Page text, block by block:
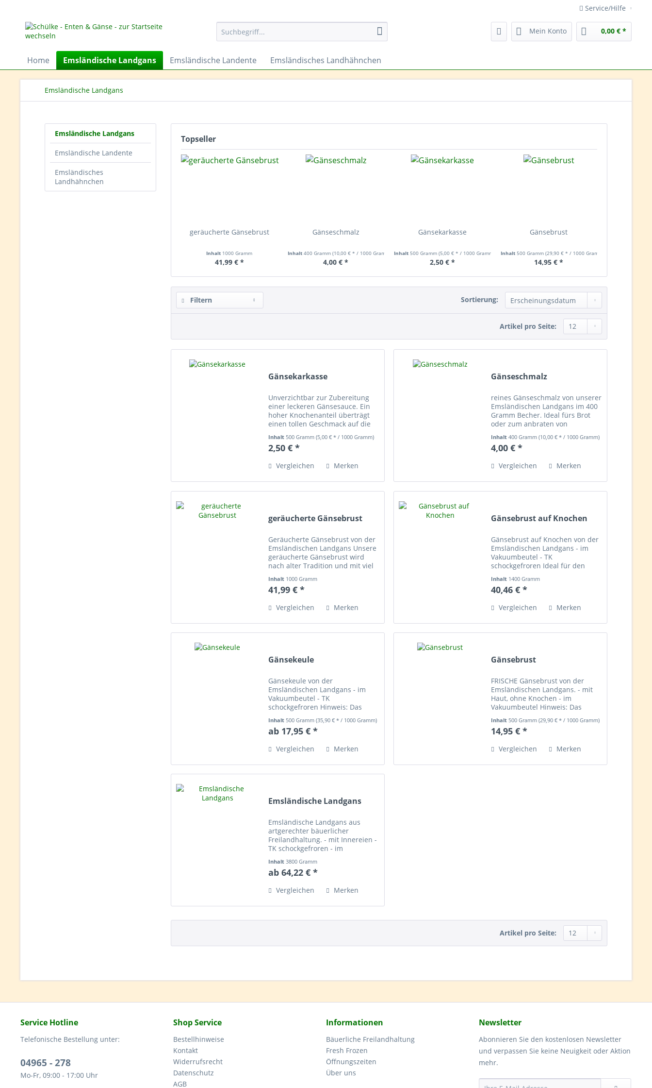
Service/Hilfe
Mein Konto 0,00 € *
Home Emsländische Landgans Emsländische Landente Emsländisches Landhähnchen
Emsländische Landgans
Emsländische Landgans
Emsländische Landente
Emsländisches
Landhähnchen
Topseller
geräucherte Gänsebrust
Inhalt 1000 Gramm
41,99 € *
Gänseschmalz
Inhalt 400 Gramm (10,00 € * / 1000 Gramm)
4,00 € *
Gänsekarkasse
Inhalt 500 Gramm (5,00 € * / 1000 Gramm)
2,50 € *
Gänsebrust
Inhalt 500 Gramm (29,90 € * / 1000 Gramm)
14,95 € *
Filtern Sortierung:
Artikel pro Seite:
Gänsekarkasse
Unverzichtbar zur Zubereitung
einer leckeren Gänsesauce. Ein
hoher Knochenanteil überträgt
einen tollen Geschmack auf die
enthalten: Flügel, Rücken, Haut &
Hals.
Inhalt500 Gramm(5,00 € * / 1000 Gramm)
2,50 € *
Vergleichen Merken
Gänseschmalz
reines Gänseschmalz von unserer
Emsländischen Landgans im 400
Gramm Becher. Ideal fürs Brot
oder zum anbraten von
Inhalt400 Gramm(10,00 € * / 1000 Gramm)
4,00 € *
Vergleichen Merken
geräucherte Gänsebrust
Geräucherte Gänsebrust von der
Emsländischen Landgans Unsere
geräucherte Gänsebrust wird
nach alter Tradition und mit viel
Sie diese Spezialität mit einem
schönen Graubrot oder zu einem
Inhalt 1000 Gramm
41,99 € *
Vergleichen Merken
Gänsebrust auf Knochen
Gänsebrust auf Knochen von der
Emsländischen Landgans - im
Vakuumbeutel - TK
schockgefroren Ideal für den
wird nach Ihrer Bestellung frisch
und grammgenau ausgewogen.
Endpreis...
Inhalt 1400 Gramm
(28,90 € * / 1000 Gramm)
40,46 € *
Vergleichen Merken
Gänsekeule
Gänsekeule von der
Emsländischen Landgans - im
Vakuumbeutel - TK
schockgefroren Hinweis: Das
Bestellung frisch und
grammgenau ausgewogen. Daher
abweichen.
Inhalt500 Gramm(35,90 € * / 1000 Gramm)
ab 17,95 € *
Vergleichen Merken
Gänsebrust
FRISCHE Gänsebrust von der
Emsländischen Landgans. - mit
Haut, ohne Knochen - im
Vakuumbeutel Hinweis: Das
Bestellung frisch und
grammgenau ausgewogen. Daher
abweichen.
Inhalt500 Gramm(29,90 € * / 1000 Gramm)
14,95 € *
Vergleichen Merken
Emsländische Landgans
Emsländische Landgans aus
artgerechter bäuerlicher
Freilandhaltung. - mit Innereien -
TK schockgefroren - im
Produkt wird nach Ihrer
Bestellung frisch und
können Gewicht und Endpreis...
Inhalt3800 Gramm
(16,90 € * / 1000 Gramm)
ab 64,22 € *
Vergleichen Merken
Artikel pro Seite:
Service Hotline
Telefonische Bestellung unter:
04965 - 278
Mo-Fr, 09:00 - 17:00 Uhr
Shop Service
Bestellhinweise
Kontakt
Widerrufsrecht
Datenschutz
AGB
Informationen
Bäuerliche Freilandhaltung
Fresh Frozen
Öffnungszeiten
Über uns
Newsletter
Abonnieren Sie den kostenlosen Newsletter
und verpassen Sie keine Neuigkeit oder Aktion
mehr.